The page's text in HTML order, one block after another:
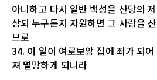
아니하고 다시 일반 백성을 산당의
삼되 누구든지 자원하면 그 사람을
므로
34. 이 일이 여로보암 집에 죄가 되
져 멸망하게 되니라